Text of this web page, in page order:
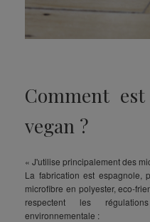
Comment
vegan ?
« J'utilise principalement des
La fabrication est espagnole,
microfibre en polyester, eco-
respectent les
environnementale :